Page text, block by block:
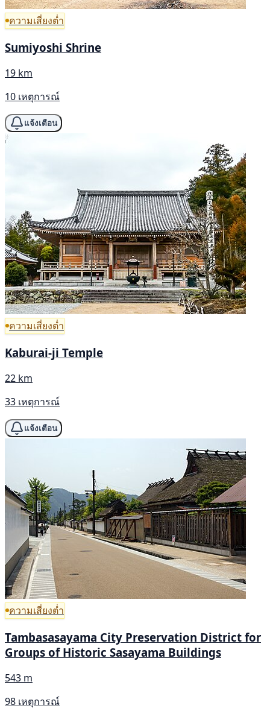
ความเสี่ยงต่ำ
Sumiyoshi Shrine
19 km
10 เหตุการณ์
แจ้งเตือน
ความเสี่ยงต่ำ
Kaburai-ji Temple
22 km
33 เหตุการณ์
แจ้งเตือน
ความเสี่ยงต่ำ
Tambasasayama City Preservation District for
Groups of Historic Sasayama Buildings
543 m
98 เหตุการณ์